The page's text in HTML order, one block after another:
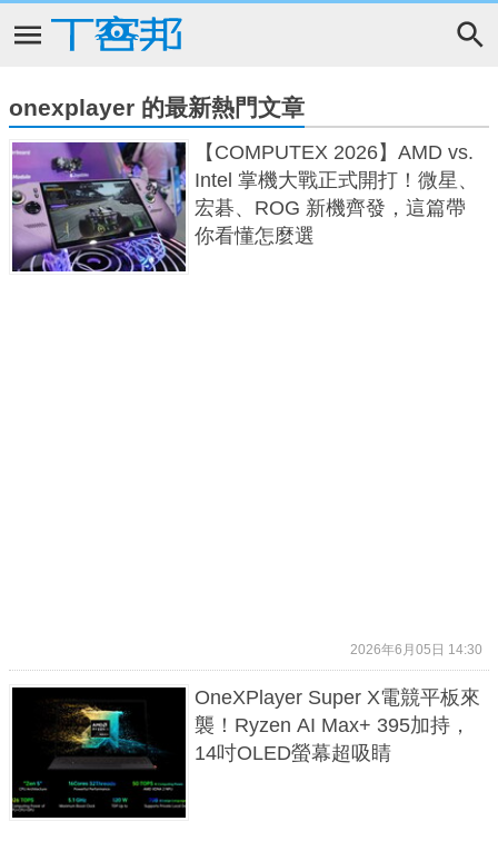
onexplayer 的最新熱門文章
【COMPUTEX 2026】AMD vs.
Intel 掌機大戰正式開打！微星、
宏碁、ROG 新機齊發，這篇帶
你看懂怎麼選
2026年6月05日 14:30
OneXPlayer Super X電競平板來
襲！Ryzen AI Max+ 395加持，
14吋OLED螢幕超吸睛